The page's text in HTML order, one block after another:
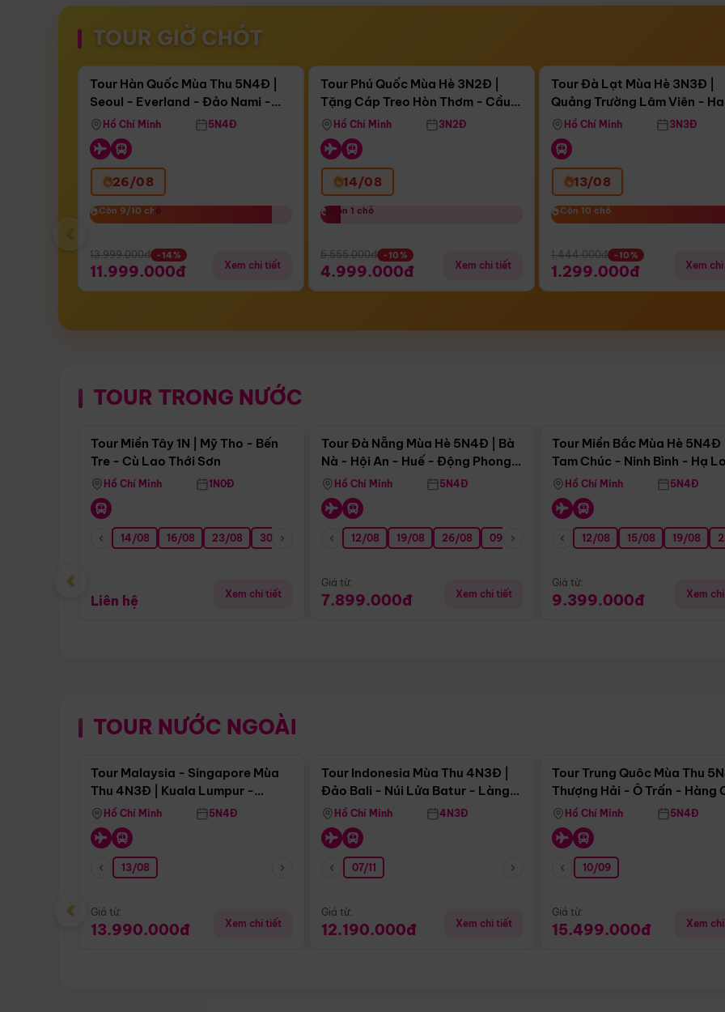
TOUR GIỜ CHÓT
Còn17 ngày 13:45:21
Bay Sun Phuquoc Airways
Điểm nổi bật
Tour Hàn Quốc Mùa Thu 5N4Đ |
Seoul - Everland - Đảo Nami -
Tháp Namsan (Bay Sun Phuquoc
Airways)
Hồ Chí Minh 5N4Đ
26/08
Còn 9/10 chỗ
Còn 9/10 chỗ
13.999.000đ -14%
11.999.000đ Xem chi tiết
Còn05 ngày 13:45:21
Tặng Cáp Treo Hòn Thơm
Tour Phú Quốc Mùa Hè 3N2Đ |
Tặng Cáp Treo Hòn Thơm - Cầu
Hôn - Công Viên Nước Aquatopia
Hồ Chí Minh 3N2Đ
14/08
Còn 1 chỗ
Còn 1 chỗ
5.555.000đ -10%
4.999.000đ Xem chi tiết
Còn04 ngày 13:45:21
Tour Đà Lạt Mùa Hè 3N3Đ |
Quảng Trường Lâm Viên -
Hill - Puppy Farm
Hồ Chí Minh 3N3Đ
13/08
Còn 10 chỗ
Còn 10 chỗ
1.444.000đ -10%
1.299.000đ Xem
‹
TOUR TRONG NƯỚC
Điểm nổi bật
Tour Miền Tây 1N | Mỹ Tho - Bến
Tre - Cù Lao Thới Sơn
Hồ Chí Minh 1N0Đ
14/08 16/08 23/08 30/08 06/09 13/09 20/09 27/09
Liên hệ Xem chi tiết
Tour Đà Nẵng Mùa Hè 5N4Đ | Bà
Nà - Hội An - Huế - Động Phong
NhaHồ Chí Minh 5N4Đ
12/08 19/08 26/08 09/09 16/09 23/09 30/09 07/10
Giá từ:
7.899.000đ Xem chi tiết
Tour Miền Bắc Mùa Hè 5N4Đ |
Tam Chúc - Ninh Bình - Hạ
Hồ Chí Minh 5N4Đ
12/08 15/08 19/08
Giá từ:
9.399.000đ Xem
‹
TOUR NƯỚC NGOÀI
Điểm nổi bật
Tour Malaysia - Singapore Mùa
Thu 4N3Đ | Kuala Lumpur -
Malacca - Johor Baru -
Singapore
Hồ Chí Minh 5N4Đ
13/08
Giá từ:
13.990.000đ Xem chi tiết
Tour Indonesia Mùa Thu 4N3Đ |
Đảo Bali - Núi Lửa Batur - Làng
Penglipuran
Hồ Chí Minh 4N3Đ
07/11
Giá từ:
12.190.000đ Xem chi tiết
Tour Trung Quôc Mùa Thu
Thượng Hải - Ô Trấn - Hàng
(Tour Không Shopping)
Hồ Chí Minh 5N4Đ
10/09
Giá từ:
15.499.000đ Xem
‹